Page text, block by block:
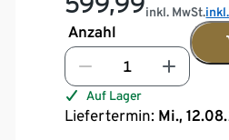
inkl. MwSt.
Anzahl
Auf Lager
Liefertermin: Mi.,